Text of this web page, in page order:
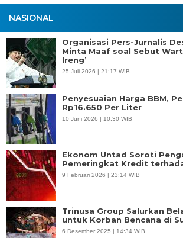
NASIONAL
Organisasi Pers-Jurnalis
Minta Maaf soal Sebut
Ireng’
25 Juli 2026 | 21:17 WIB
Penyesuaian Harga BBM,
Rp16.650 Per Liter
10 Juni 2026 | 10:30 WIB
Ekonom Untad Soroti
Pemeringkat Kredit
9 Februari 2026 | 23:14 WIB
Trinusa Group Salurkan
untuk Korban Bencana di
6 Desember 2025 | 14:34 WIB